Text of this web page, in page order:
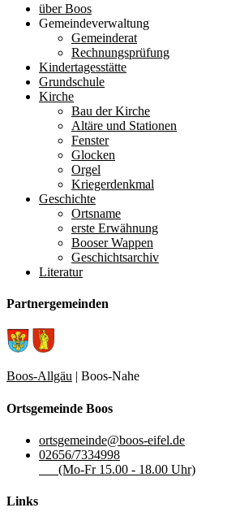
über Boos
Gemeindeverwaltung
Gemeinderat
Rechnungsprüfung
Kindertagesstätte
Grundschule
Kirche
Bau der Kirche
Altäre und Stationen
Fenster
Glocken
Orgel
Kriegerdenkmal
Geschichte
Ortsname
erste Erwähnung
Booser Wappen
Geschichtsarchiv
Literatur
Partnergemeinden
Boos-Allgäu | Boos-Nahe
Ortsgemeinde Boos
ortsgemeinde@boos-eifel.de
02656/7334998
(Mo-Fr 15.00 - 18.00 Uhr)
Links